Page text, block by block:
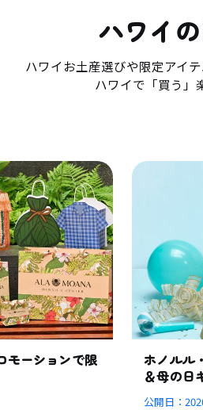
ハワイ
ハワイお土産選びや限定アイ
ハワイで「買う」
モーションで限
ホノルル
＆母の日
公開日：